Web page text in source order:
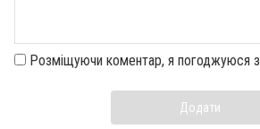
Розміщуючи коментар, я погоджуюся з
Додати